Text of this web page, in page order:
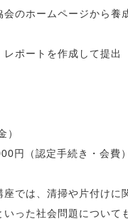
会のホームページから養
レポートを作成して提出
）
円（認定手続き・会費）
座では、清掃や片付けに
いった社会問題について